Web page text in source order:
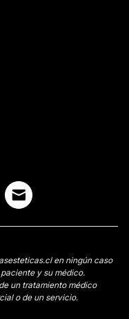
en ningún caso
y su médico.
un tratamiento médico
o de un servicio.